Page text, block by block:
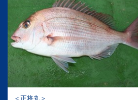
正将丸